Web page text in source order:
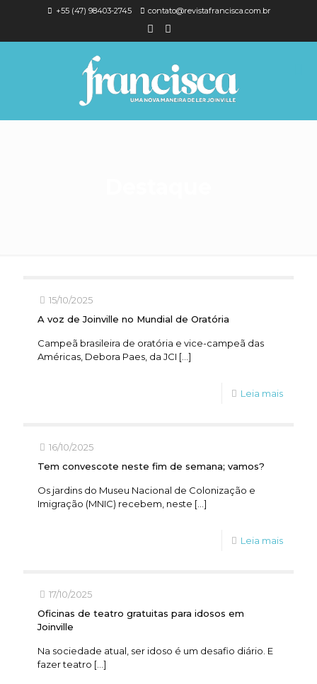
+55 (47) 98403-2745 contato@revistafrancisca.com.br
15/10/2025
A voz de Joinville no Mundial de Oratória
Campeã brasileira de oratória e vice-campeã das
Américas, Debora Paes, da JCI […]
Leia mais
16/10/2025
Tem convescote neste fim de semana; vamos?
Os jardins do Museu Nacional de Colonização e
Imigração (MNIC) recebem, neste […]
Leia mais
17/10/2025
Oficinas de teatro gratuitas para idosos em
Joinville
Na sociedade atual, ser idoso é um desafio diário. E
fazer teatro […]